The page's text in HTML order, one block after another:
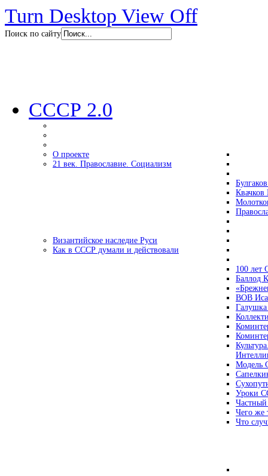
Turn Desktop View Off
Поиск по сайту
СССР 2.0
О проекте
21 век. Православие. Социализм
Византийское наследие Руси
Как в СССР думали и действовали
100 лет
Баллод
ВОВ
Модель
Уроки
Чего же
Что